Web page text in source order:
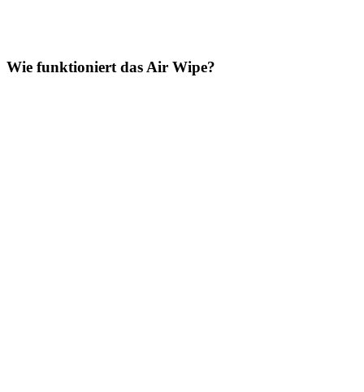
Wie funktioniert das Air Wipe?